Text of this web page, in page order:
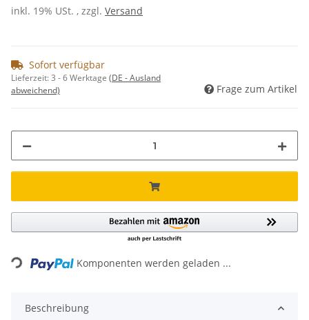
inkl. 19% USt. , zzgl. Versand
Sofort verfügbar
Lieferzeit:3 - 6 Werktage (DE - Ausland
abweichend)
Frage zum Artikel
Komponenten werden geladen ...
Beschreibung